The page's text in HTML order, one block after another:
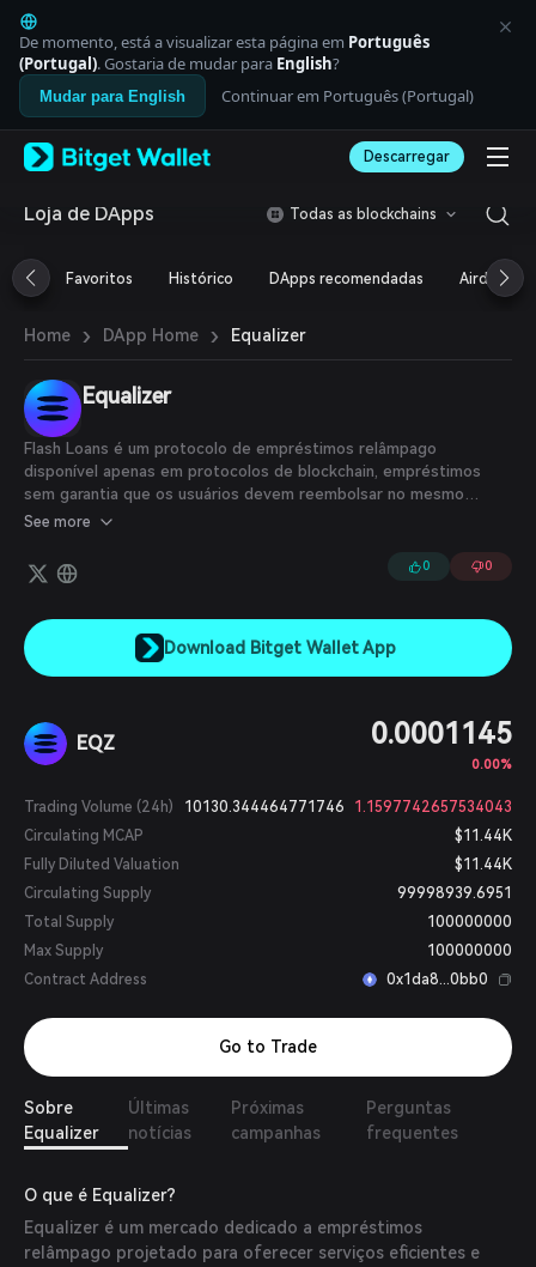
English
日本語
Tiếng Việt
Русский
Español (Latinoamérica)
Italiano
Deutsch
繁體中文
Português (Portugal)
ภาษาไทย
العربية
বাংলা
Español
Português (Brasil)
Español (Argentina)
De momento, está a visualizar esta página em Português
(Portugal). Gostaria de mudar para English?
Mudar para English Continuar em Português (Portugal)
Descarregar
Loja de DApps Todas as blockchains
Favoritos Histórico DApps recomendadas Airdrop
Home › DApp Home › Equalizer
Equalizer
Flash Loans é um protocolo de empréstimos relâmpago
disponível apenas em protocolos de blockchain, empréstimos
sem garantia que os usuários devem reembolsar no mesmo
bloco.
See more
0 0
Download Bitget Wallet App
EQZ 0.0001145
0.00%
Trading Volume (24h) 10130.344464771746
1.1597742657534043
Circulating MCAP
$11.44K
Fully Diluted Valuation
$11.44K
Circulating Supply
99998939.6951
Total Supply
100000000
Max Supply
100000000
Contract Address
0x1da8...0bb0
Go to Trade
Sobre
Equalizer
Últimas
notícias
Próximas
campanhas
Perguntas
frequentes
O que é Equalizer?
Equalizer é um mercado dedicado a empréstimos
relâmpago projetado para oferecer serviços eficientes e